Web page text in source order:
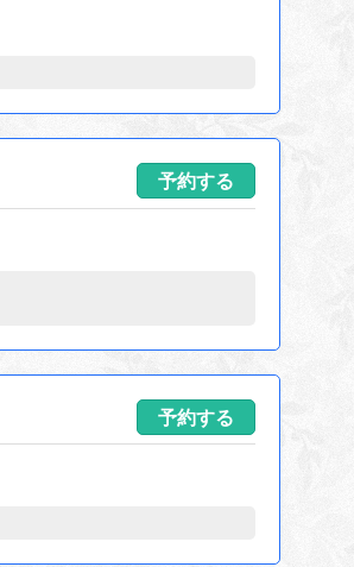
予約する
予約する